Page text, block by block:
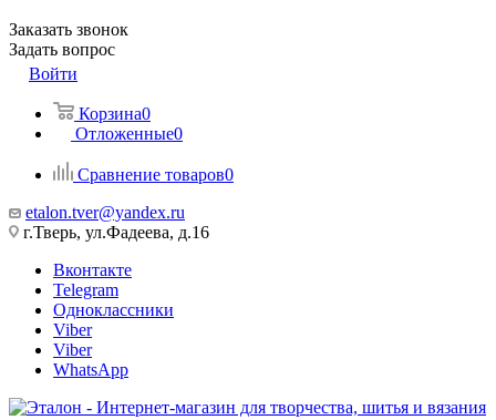
Заказать звонок
Задать вопрос
Войти
Корзина0
Отложенные0
Сравнение товаров0
etalon.tver@yandex.ru
г.Тверь, ул.Фадеева, д.16
Вконтакте
Telegram
Одноклассники
Viber
Viber
WhatsApp